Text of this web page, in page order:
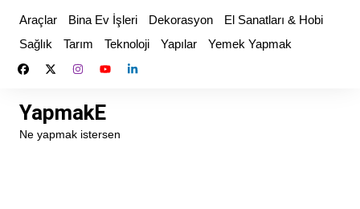
content
Araçlar Bina Ev İşleri Dekorasyon
El Sanatları & Hobi
Sağlık
Tarım Teknoloji Yapılar Yemek Yapmak
YapmakE
Ne yapmak istersen